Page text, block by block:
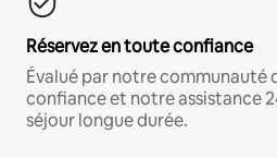
Réservez en toute confiance
Évalué par notre communauté
confiance et notre assistance
séjour longue durée.